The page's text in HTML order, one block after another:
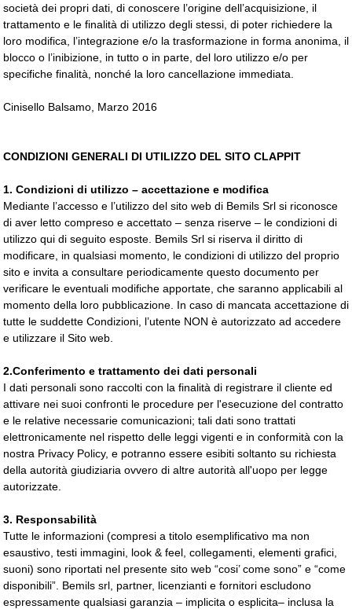
società dei propri dati, di conoscere l’origine dell’acquisizione, il
trattamento e le finalità di utilizzo degli stessi, di poter richiedere la
loro modifica, l’integrazione e/o la trasformazione in forma anonima, il
blocco o l’inibizione, in tutto o in parte, del loro utilizzo e/o per
specifiche finalità, nonché la loro cancellazione immediata.
Cinisello Balsamo, Marzo 2016
CONDIZIONI GENERALI DI UTILIZZO DEL SITO CLAPPIT
1. Condizioni di utilizzo – accettazione e modifica
Mediante l’accesso e l’utilizzo del sito web di Bemils Srl si riconosce
di aver letto compreso e accettato – senza riserve – le condizioni di
utilizzo qui di seguito esposte. Bemils Srl si riserva il diritto di
modificare, in qualsiasi momento, le condizioni di utilizzo del proprio
sito e invita a consultare periodicamente questo documento per
verificare le eventuali modifiche apportate, che saranno applicabili al
momento della loro pubblicazione. In caso di mancata accettazione di
tutte le suddette Condizioni, l’utente NON è autorizzato ad accedere
e utilizzare il Sito web.
2.Conferimento e trattamento dei dati personali
I dati personali sono raccolti con la finalità di registrare il cliente ed
attivare nei suoi confronti le procedure per l'esecuzione del contratto
e le relative necessarie comunicazioni; tali dati sono trattati
elettronicamente nel rispetto delle leggi vigenti e in conformità con la
nostra Privacy Policy, e potranno essere esibiti soltanto su richiesta
della autorità giudiziaria ovvero di altre autorità all'uopo per legge
autorizzate.
3. Responsabilità
Tutte le informazioni (compresi a titolo esemplificativo ma non
esaustivo, testi immagini, look & feel, collegamenti, elementi grafici,
suoni) sono riportati nel presente sito web “cosi’ come sono” e “come
disponibili”. Bemils srl, partner, licenzianti e fornitori escludono
espressamente qualsiasi garanzia – implicita o esplicita– inclusa la